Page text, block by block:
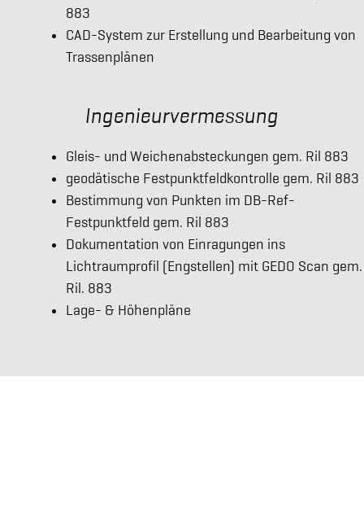
883
CAD-System zur Erstellung und Bearbeitung von
Trassenplänen
Ingenieurvermessung
Gleis- und Weichenabsteckungen gem. Ril 883
geodätische Festpunktfeldkontrolle gem. Ril 883
Bestimmung von Punkten im DB-Ref-
Festpunktfeld gem. Ril 883
Dokumentation von Einragungen ins
Lichtraumprofil (Engstellen) mit GEDO Scan gem.
Ril. 883
Lage- & Höhenpläne